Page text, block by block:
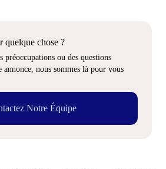
quelque chose ?
préoccupations ou des questions
annonce, nous sommes là pour vous
Notre Équipe